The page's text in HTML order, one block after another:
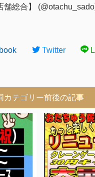
総合】
Twitter
カテゴリー前後の記事